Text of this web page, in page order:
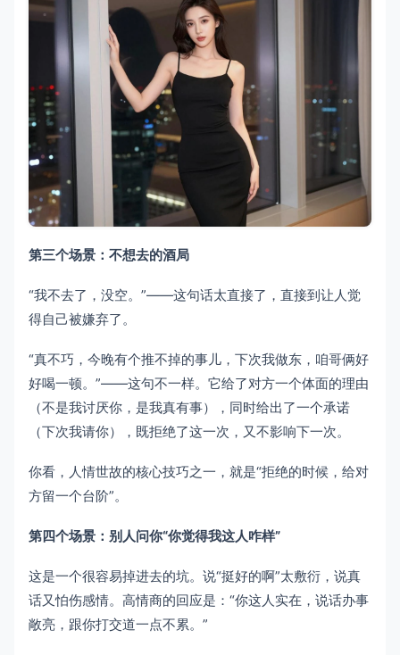
第三个场景：不想去的酒局
“我不去了，没空。”——这句话太直接了，直接到让人觉
得自己被嫌弃了。
“真不巧，今晚有个推不掉的事儿，下次我做东，咱哥俩好
好喝一顿。”——这句不一样。它给了对方一个体面的理由
（不是我讨厌你，是我真有事），同时给出了一个承诺
（下次我请你），既拒绝了这一次，又不影响下一次。
你看，人情世故的核心技巧之一，就是“拒绝的时候，给对
方留一个台阶”。
第四个场景：别人问你“你觉得我这人咋样”
这是一个很容易掉进去的坑。说“挺好的啊”太敷衍，说真
话又怕伤感情。高情商的回应是：“你这人实在，说话办事
敞亮，跟你打交道一点不累。”